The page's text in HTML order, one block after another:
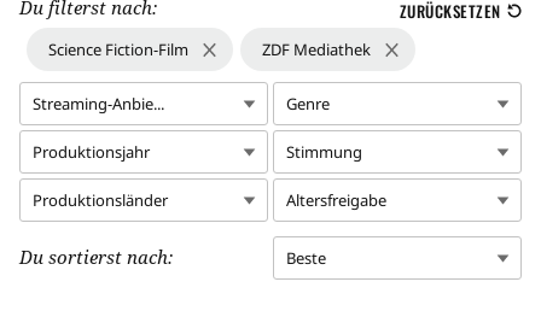
Du filterst nach: ZURÜCKSETZEN
Science Fiction-Film ZDF Mediathek
Streaming-Anbie... Genre
Produktionsjahr Stimmung
Produktionsländer Altersfreigabe
Du sortierst nach: Beste